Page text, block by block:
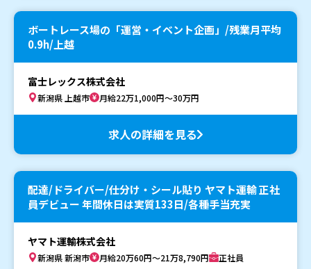
ボートレース場の「運営・イベント企画」/残業月平均
0.9h/上越
富士レックス株式会社
新潟県 上越市 月給22万1,000円～30万円
求人の詳細を見る
配達/ドライバー/仕分け・シール貼り ヤマト運輸 正社
員デビュー 年間休日は実質133日/各種手当充実
ヤマト運輸株式会社
新潟県 新潟市 月給20万60円～21万8,790円 正社員